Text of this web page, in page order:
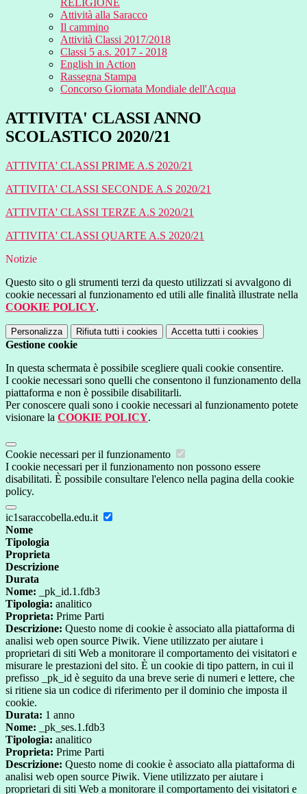
RELIGIONE
Attività alla Saracco
Il cammino
Attività Classi 2017/2018
Classi 5 a.s. 2017 - 2018
English in Action
Rassegna Stampa
Concorso Giornata Mondiale dell'Acqua
ATTIVITA' CLASSI ANNO
SCOLASTICO 2020/21
ATTIVITA' CLASSI PRIME A.S 2020/21
ATTIVITA' CLASSI SECONDE A.S 2020/21
ATTIVITA' CLASSI TERZE A.S 2020/21
ATTIVITA' CLASSI QUARTE A.S 2020/21
Notizie
Questo sito o gli strumenti terzi da questo utilizzati si avvalgono di
cookie necessari al funzionamento ed utili alle finalità illustrate nella
COOKIE POLICY.
Personalizza Rifiuta tutti i cookies Accetta tutti i cookies
Gestione cookie
In questa schermata è possibile scegliere quali cookie consentire.
I cookie necessari sono quelli che consentono il funzionamento della
piattaforma e non è possibile disabilitarli.
Per conoscere quali sono i cookie necessari al funzionamento potete
visionare la COOKIE POLICY.
Cookie necessari per il funzionamento
I cookie necessari per il funzionamento non possono essere
disabilitati. È possibile consultare l'elenco nella pagina della cookie
policy.
ic1saraccobella.edu.it
Nome
Tipologia
Proprieta
Descrizione
Durata
Nome: _pk_id.1.fdb3
Tipologia: analitico
Proprieta: Prime Parti
Descrizione: Questo nome di cookie è associato alla piattaforma di
analisi web open source Piwik. Viene utilizzato per aiutare i
proprietari di siti Web a monitorare il comportamento dei visitatori e
misurare le prestazioni del sito. È un cookie di tipo pattern, in cui il
prefisso _pk_id è seguito da una breve serie di numeri e lettere, che
si ritiene sia un codice di riferimento per il dominio che imposta il
cookie.
Durata: 1 anno
Nome: _pk_ses.1.fdb3
Tipologia: analitico
Proprieta: Prime Parti
Descrizione: Questo nome di cookie è associato alla piattaforma di
analisi web open source Piwik. Viene utilizzato per aiutare i
proprietari di siti Web a monitorare il comportamento dei visitatori e